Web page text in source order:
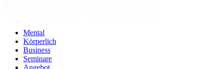
Mental
Körperlich
Business
Seminare
Angebot